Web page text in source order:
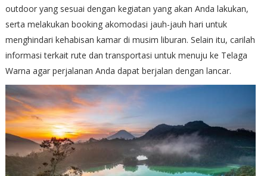
outdoor yang sesuai dengan kegiatan yang akan Anda lakukan,
serta melakukan booking akomodasi jauh-jauh hari untuk
menghindari kehabisan kamar di musim liburan. Selain itu, carilah
informasi terkait rute dan transportasi untuk menuju ke Telaga
Warna agar perjalanan Anda dapat berjalan dengan lancar.